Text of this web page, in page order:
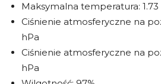
Maksymalna temperatura:
Ciśnienie atmosferyczne na
hPa
Ciśnienie atmosferyczne na
hPa